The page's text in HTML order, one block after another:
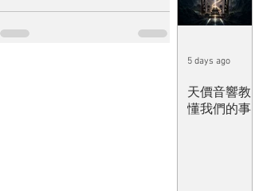
天價音響教
懂我們的事
5 days ago